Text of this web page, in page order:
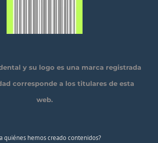
y su logo es una marca registrada
corresponde a los titulares de esta
web.
quiénes hemos creado contenidos?